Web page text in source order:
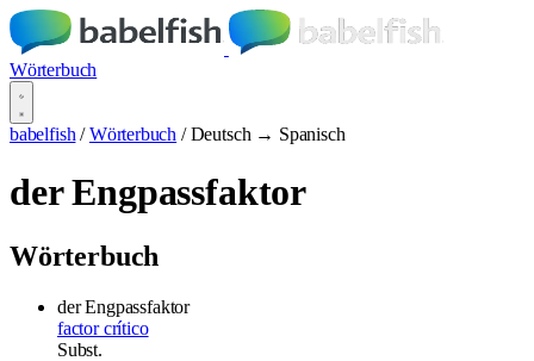
Wörterbuch
babelfish / Wörterbuch / Deutsch → Spanisch
der Engpassfaktor
Wörterbuch
der Engpassfaktor
factor crítico
Subst.